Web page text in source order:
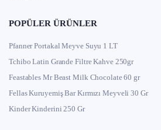
POPÜLER ÜRÜNLER
Pfanner Portakal Meyve Suyu 1 LT
Tchibo Latin Grande Filtre Kahve 250gr
Feastables Mr Beast Milk Chocolate 60 gr
Fellas Kuruyemiş Bar Kırmızı Meyveli 30 Gr
Kinder Kinderini 250 Gr